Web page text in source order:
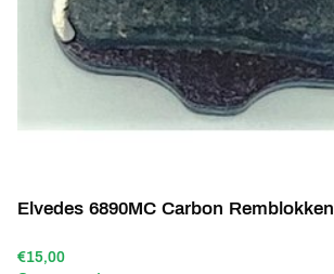
Elvedes 6890MC Carbon Remblokken
€15,00